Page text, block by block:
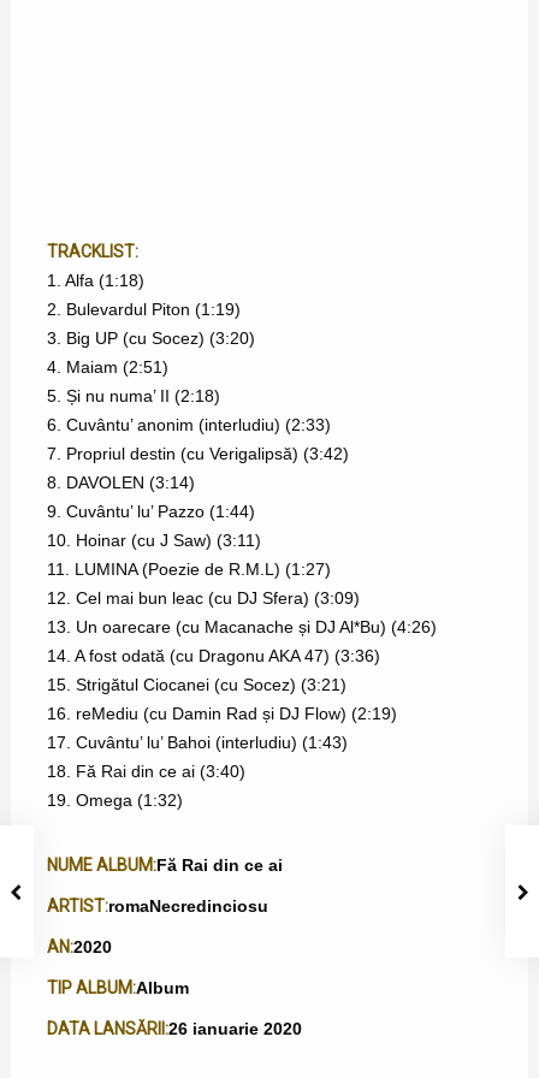
TRACKLIST:
1. Alfa (1:18)
2. Bulevardul Piton (1:19)
3. Big UP (cu Socez) (3:20)
4. Maiam (2:51)
5. Și nu numa’ II (2:18)
6. Cuvântu’ anonim (interludiu) (2:33)
7. Propriul destin (cu Verigalipsă) (3:42)
8. DAVOLEN (3:14)
9. Cuvântu’ lu’ Pazzo (1:44)
10. Hoinar (cu J Saw) (3:11)
11. LUMINA (Poezie de R.M.L) (1:27)
12. Cel mai bun leac (cu DJ Sfera) (3:09)
13. Un oarecare (cu Macanache și DJ Al*Bu) (4:26)
14. A fost odată (cu Dragonu AKA 47) (3:36)
15. Strigătul Ciocanei (cu Socez) (3:21)
16. reMediu (cu Damin Rad și DJ Flow) (2:19)
17. Cuvântu’ lu’ Bahoi (interludiu) (1:43)
18. Fă Rai din ce ai (3:40)
19. Omega (1:32)
NUME ALBUM:Fă Rai din ce ai
ARTIST:romaNecredinciosu
AN:2020
TIP ALBUM:Album
DATA LANSĂRII:26 ianuarie 2020